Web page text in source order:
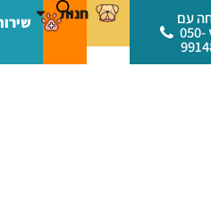
עם
יועץ 050-
חנות